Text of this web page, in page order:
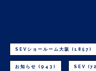
SEVショールーム大阪 (1857)
お知らせ (943) SEV